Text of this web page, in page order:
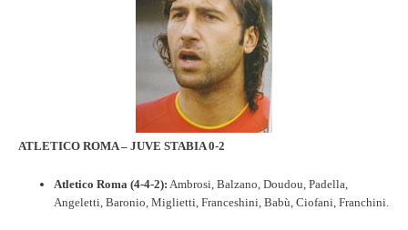
ATLETICO ROMA – JUVE STABIA 0-2
Atletico Roma (4-4-2): Ambrosi, Balzano, Doudou, Padella,
Angeletti, Baronio, Miglietti, Franceshini, Babù, Ciofani, Franchini.